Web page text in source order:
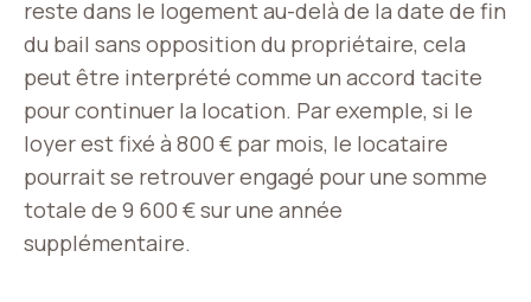
reste dans le logement au-delà de la date de fin
du bail sans opposition du propriétaire, cela
peut être interprété comme un accord tacite
pour continuer la location. Par exemple, si le
loyer est fixé à 800 € par mois, le locataire
pourrait se retrouver engagé pour une somme
totale de 9 600 € sur une année
supplémentaire.